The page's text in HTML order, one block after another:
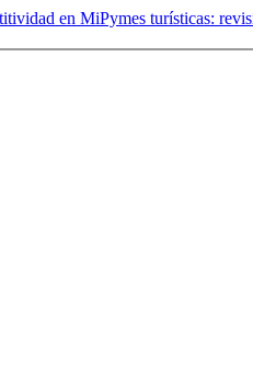
en MiPymes turísticas: